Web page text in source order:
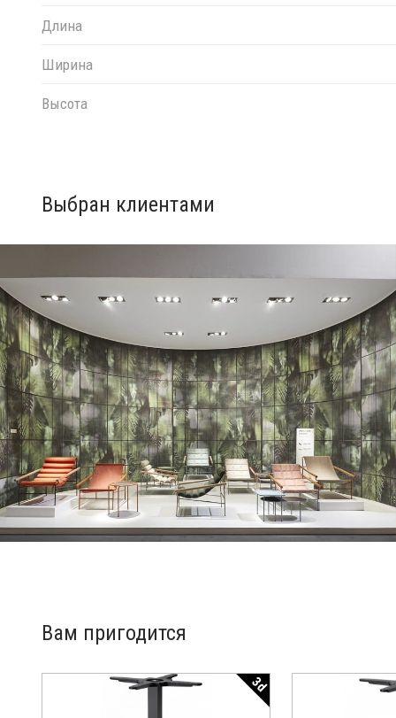
Длина
Ширина
Высота
Выбран клиентами
Вам пригодится
3d